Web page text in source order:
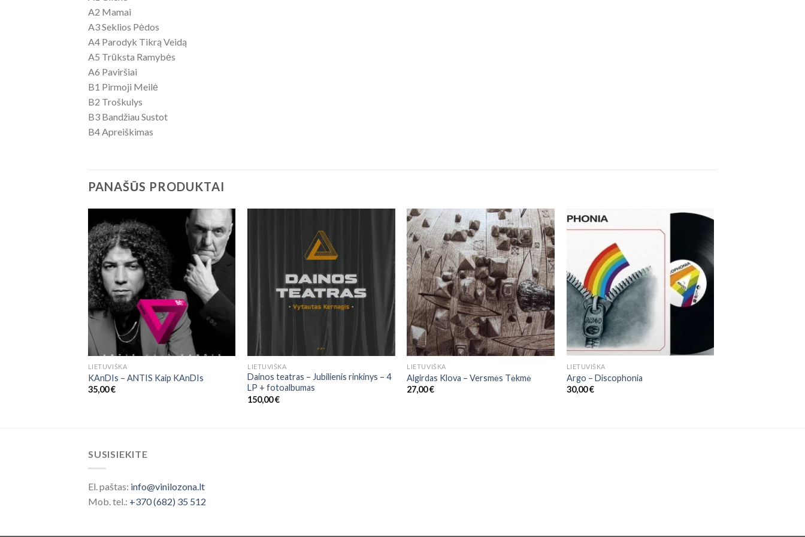
A2 Mamai
A3 Seklios Pėdos
A4 Parodyk Tikrą Veidą
A5 Trūksta Ramybės
A6 Paviršiai
B1 Pirmoji Meilė
B2 Troškulys
B3 Bandžiau Sustot
B4 Apreiškimas
PANAŠŪS PRODUKTAI
LIETUVIŠKA
KAnDIs – ANTIS Kaip KAnDIs
35,00€
LIETUVIŠKA
Dainos teatras – Jubilienis rinkinys – 4
LP + fotoalbumas
150,00€
LIETUVIŠKA
Algirdas Klova ‎– Versmės Tėkmė
27,00€
LIETUVIŠKA
Argo ‎– Discophonia
30,00€
SUSISIEKITE
El. paštas: info@vinilozona.lt
Mob. tel.: +370 (682) 35 512